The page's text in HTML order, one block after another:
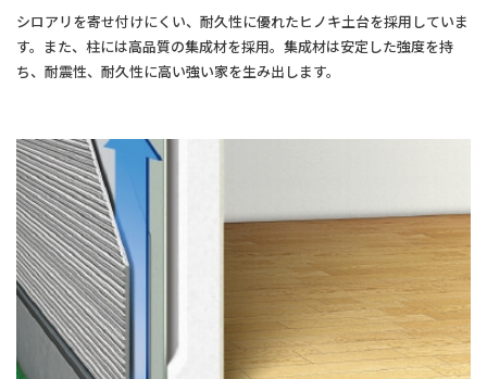
シロアリを寄せ付けにくい、耐久性に優れたヒノキ土台を採用していま
す。また、柱には高品質の集成材を採用。集成材は安定した強度を持
ち、耐震性、耐久性に高い強い家を生み出します。